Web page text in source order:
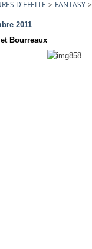
D'EFELLE > FANTASY >
2011
Bourreaux